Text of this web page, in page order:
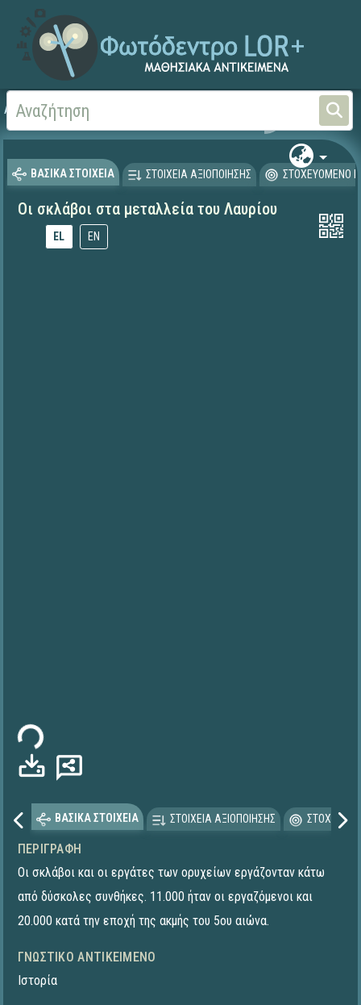
Αρχική
ΒΑΣΙΚΑ ΣΤΟΙΧΕΙΑ ΣΤΟΙΧΕΙΑ ΑΞΙΟΠΟΙΗΣΗΣ ΣΤΟΧΕΥΟΜΕΝΟ
Οι σκλάβοι στα μεταλλεία του Λαυρίου
EL EN
ΒΑΣΙΚΑ ΣΤΟΙΧΕΙΑ ΣΤΟΙΧΕΙΑ ΑΞΙΟΠΟΙΗΣΗΣ
ΠΕΡΙΓΡΑΦΉ
Οι σκλάβοι και οι εργάτες των ορυχείων εργάζονταν κάτω
από δύσκολες συνθήκες. 11.000 ήταν οι εργαζόμενοι και
20.000 κατά την εποχή της ακμής του 5ου αιώνα.
ΓΝΩΣΤΙΚΌ ΑΝΤΙΚΕΊΜΕΝΟ
Ιστορία